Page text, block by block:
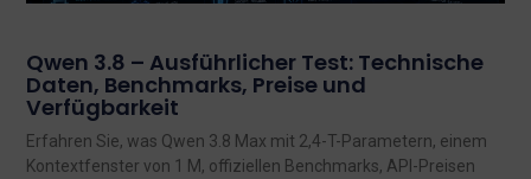
Qwen 3.8 – Ausführlicher Test: Technische
Daten, Benchmarks, Preise und
Verfügbarkeit
Erfahren Sie, was Qwen 3.8 Max mit 2,4-T-Parametern, einem
Kontextfenster von 1 M, offiziellen Benchmarks, API-Preisen